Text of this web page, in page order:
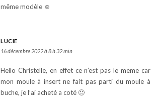
même modèle ☺️
LUCIE
16 décembre 2022 à 8 h 32 min
Hello Christelle, en effet ce n’est pas le meme car
mon moule à insert ne fait pas parti du moule à
buche, je l’ai acheté a coté 🙂